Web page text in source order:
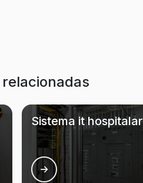
relacionadas
Sistema it hospitalar